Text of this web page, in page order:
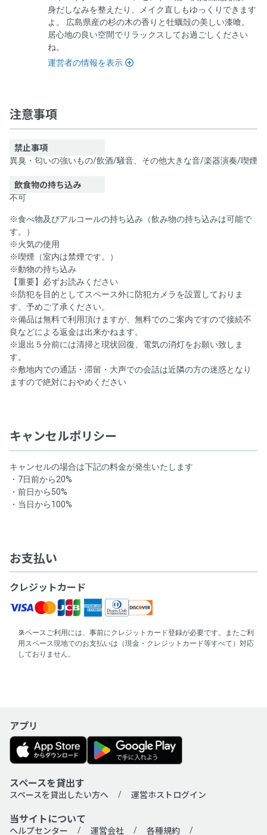
身だしなみを整えたり、メイク直しもゆっくりできます
よ。 広島県産の杉の木の香りと牡蠣殻の美しい漆喰。
居心地の良い空間でリラックスしてお過ごしください
ね。
運営者の情報を表示
【2ndbase_基町】個室ブース（定員1名）
注意事項
禁止事項
異臭・匂いの強いもの/飲酒/騒音、その他大きな音/楽器演奏/喫煙
飲食物の持ち込み
不可
※食べ物及びアルコールの持ち込み（飲み物の持ち込みは可能で
す。）
※火気の使用
※喫煙（室内は禁煙です。）
※動物の持ち込み
【重要】必ずお読みください
※防犯を目的としてスペース外に防犯カメラを設置しておりま
す。予めご了承ください。
※備品は無料で利用頂けますが、無料でのご案内ですので接続不
良などによる返金は出来かねます。
※退出５分前には清掃と現状回復、電気の消灯をお願い致しま
す。
※敷地内での通話・滞留・大声での会話は近隣の方の迷惑となり
ますので絶対におやめください
キャンセルポリシー
キャンセルの場合は下記の料金が発生いたします
・7日前から20%
・前日から50%
・当日から100%
お支払い
クレジットカード
スペースご利用には、事前にクレジットカード登録が必要です。またご利
用スペース現地でのお支払いは（現金・クレジットカード等すべて）対応
しておりません。
アプリ
スペースを貸出す
スペースを貸出したい方へ 運営ホストログイン
当サイトについて
ヘルプセンター 運営会社 各種規約